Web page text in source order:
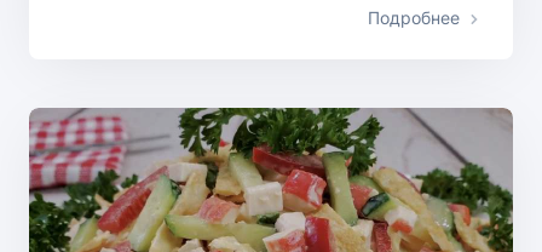
Подробнее